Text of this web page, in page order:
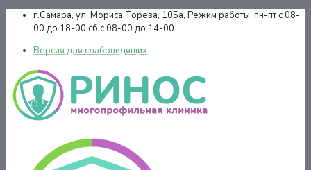
г.Самара, ул. Мориса Тореза, 105а, Режим работы: пн-пт с 08-
00 до 18-00 сб с 08-00 до 14-00
Версия для слабовидящих